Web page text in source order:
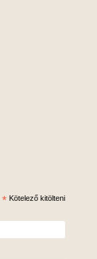
* Kötelező kitölteni